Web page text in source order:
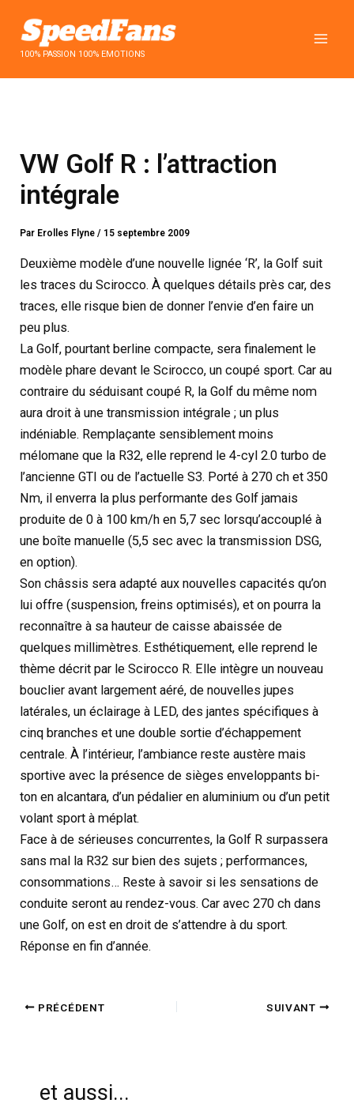
contenu100% PASSION 100% EMOTIONS
VW Golf R : l’attraction
intégrale
Par Erolles Flyne/ 15 septembre 2009
Deuxième modèle d’une nouvelle lignée ‘R’, la Golf suit
les traces du Scirocco. À quelques détails près car, des
traces, elle risque bien de donner l’envie d’en faire un
peu plus.
La Golf, pourtant berline compacte, sera finalement le
modèle phare devant le Scirocco, un coupé sport. Car au
contraire du séduisant coupé R, la Golf du même nom
aura droit à une transmission intégrale ; un plus
indéniable. Remplaçante sensiblement moins
mélomane que la R32, elle reprend le 4-cyl 2.0 turbo de
l’ancienne GTI ou de l’actuelle S3. Porté à 270 ch et 350
Nm, il enverra la plus performante des Golf jamais
produite de 0 à 100 km/h en 5,7 sec lorsqu’accouplé à
une boîte manuelle (5,5 sec avec la transmission DSG,
en option).
Son châssis sera adapté aux nouvelles capacités qu’on
lui offre (suspension, freins optimisés), et on pourra la
reconnaître à sa hauteur de caisse abaissée de
quelques millimètres. Esthétiquement, elle reprend le
thème décrit par le Scirocco R. Elle intègre un nouveau
bouclier avant largement aéré, de nouvelles jupes
latérales, un éclairage à LED, des jantes spécifiques à
cinq branches et une double sortie d’échappement
centrale. À l’intérieur, l’ambiance reste austère mais
sportive avec la présence de sièges enveloppants bi-
ton en alcantara, d’un pédalier en aluminium ou d’un petit
volant sport à méplat.
Face à de sérieuses concurrentes, la Golf R surpassera
sans mal la R32 sur bien des sujets ; performances,
consommations… Reste à savoir si les sensations de
conduite seront au rendez-vous. Car avec 270 ch dans
une Golf, on est en droit de s’attendre à du sport.
Réponse en fin d’année.
PRÉCÉDENT SUIVANT
et aussi...